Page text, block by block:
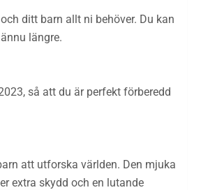
ditt barn allt ni behöver. Du kan
längre.
så att du är perfekt förberedd
att utforska världen. Den mjuka
extra skydd och en lutande